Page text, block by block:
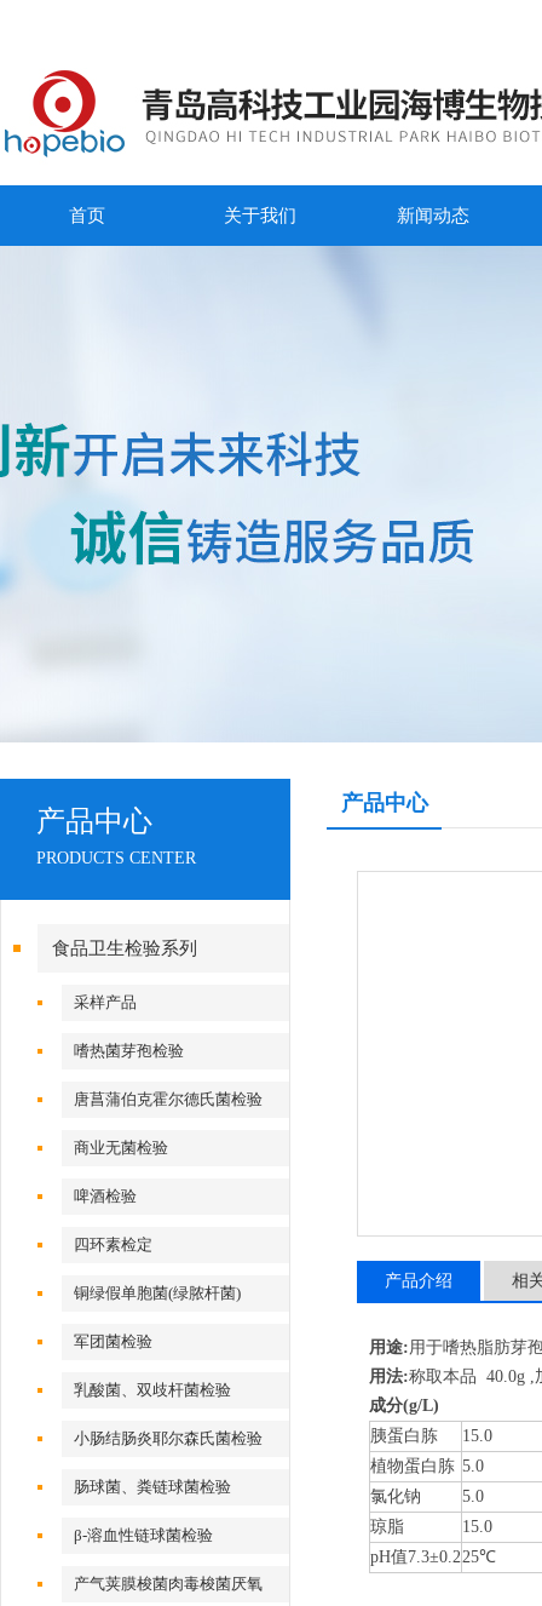
首页 关于我们 新闻动态
产品中心
PRODUCTS CENTER
食品卫生检验系列
采样产品
嗜热菌芽孢检验
唐菖蒲伯克霍尔德氏菌检验
商业无菌检验
啤酒检验
四环素检定
铜绿假单胞菌(绿脓杆菌)
军团菌检验
乳酸菌、双歧杆菌检验
小肠结肠炎耶尔森氏菌检验
肠球菌、粪链球菌检验
β-溶血性链球菌检验
产气荚膜梭菌肉毒梭菌厌氧
产品中心
产品介绍 相
用途:用于嗜热脂肪芽
用法:称取本品 40.0g ,
成分(g/L)
胰蛋白胨
15.0
植物蛋白胨 5.0
氯化钠
5.0
琼脂
15.0
pH值7.3±0.225℃